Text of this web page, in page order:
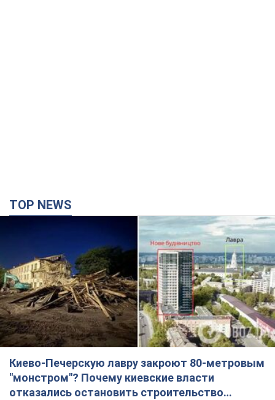
TOP NEWS
Киево-Печерскую лавру закроют 80-метровым
"монстром"? Почему киевские власти
отказались остановить строительство